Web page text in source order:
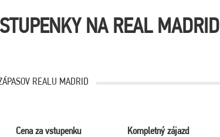
NA REAL MADRID
REALU MADRID
Cena za vstupenku Kompletný zájazd